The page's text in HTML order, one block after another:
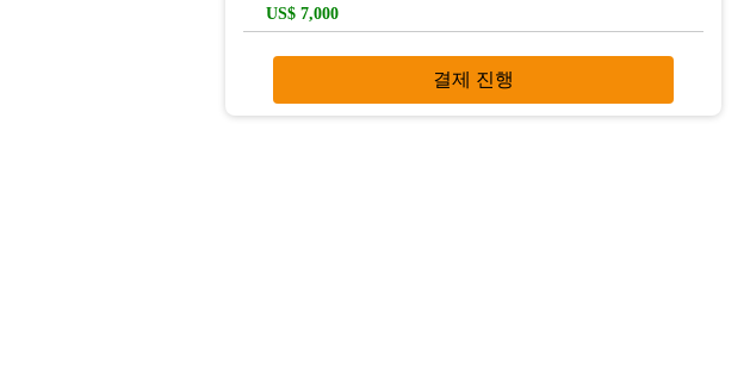
US$ 7,000
결제 진행